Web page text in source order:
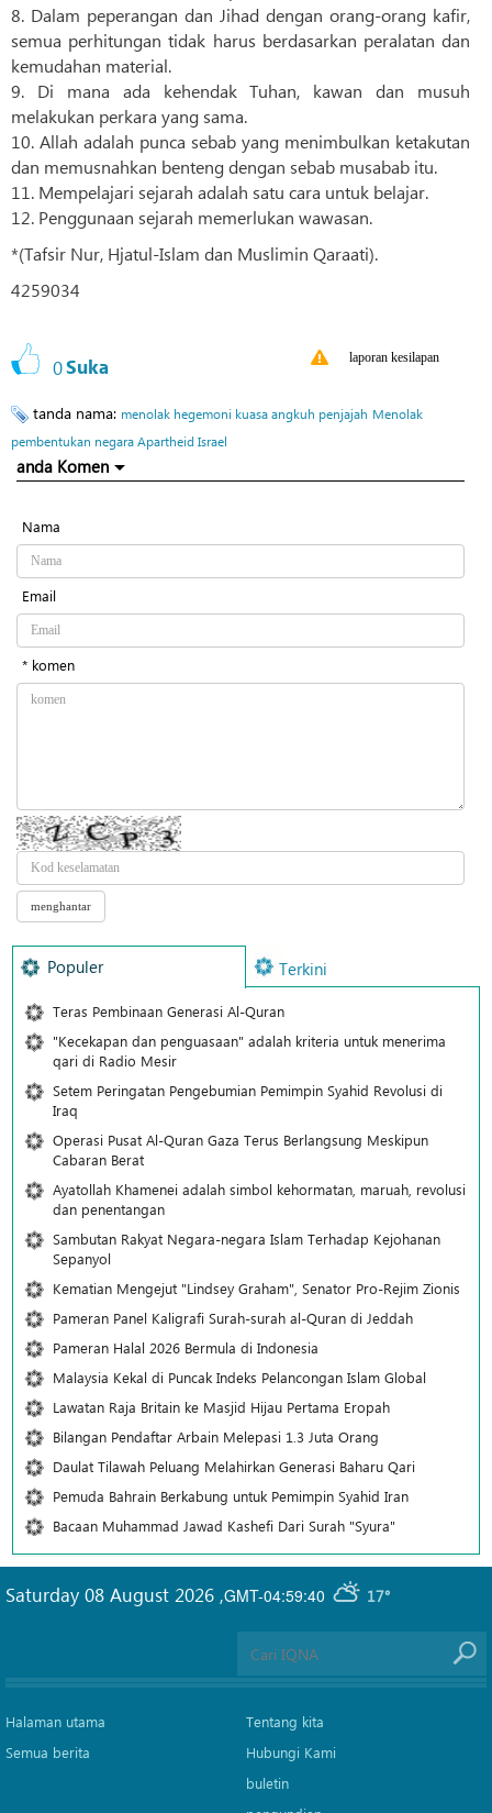
8. Dalam peperangan dan Jihad dengan orang-orang kafir,
semua perhitungan tidak harus berdasarkan peralatan dan
kemudahan material.
9. Di mana ada kehendak Tuhan, kawan dan musuh
melakukan perkara yang sama.
10. Allah adalah punca sebab yang menimbulkan ketakutan
dan memusnahkan benteng dengan sebab musabab itu.
11. Mempelajari sejarah adalah satu cara untuk belajar.
12. Penggunaan sejarah memerlukan wawasan.
*(Tafsir Nur, Hjatul-Islam dan Muslimin Qaraati).
4259034
0Suka laporan kesilapan
tanda nama: menolak hegemoni kuasa angkuh penjajah Menolak
pembentukan negara Apartheid Israel
anda Komen
Nama
Email
* komen
Populer Terkini
Teras Pembinaan Generasi Al-Quran
"Kecekapan dan penguasaan" adalah kriteria untuk menerima
qari di Radio Mesir
Setem Peringatan Pengebumian Pemimpin Syahid Revolusi di
Iraq
Operasi Pusat Al-Quran Gaza Terus Berlangsung Meskipun
Cabaran Berat
Ayatollah Khamenei adalah simbol kehormatan, maruah, revolusi
dan penentangan
Sambutan Rakyat Negara-negara Islam Terhadap Kejohanan
Sepanyol
Kematian Mengejut "Lindsey Graham", Senator Pro-Rejim Zionis
Pameran Panel Kaligrafi Surah-surah al-Quran di Jeddah
Pameran Halal 2026 Bermula di Indonesia
Malaysia Kekal di Puncak Indeks Pelancongan Islam Global
Lawatan Raja Britain ke Masjid Hijau Pertama Eropah
Bilangan Pendaftar Arbain Melepasi 1.3 Juta Orang
Daulat Tilawah Peluang Melahirkan Generasi Baharu Qari
Pemuda Bahrain Berkabung untuk Pemimpin Syahid Iran
Bacaan Muhammad Jawad Kashefi Dari Surah "Syura"
GMT-04:59:40 17°
Saturday 08 August 2026 ,
Halaman utama
Semua berita
Tentang kita
Hubungi Kami
buletin